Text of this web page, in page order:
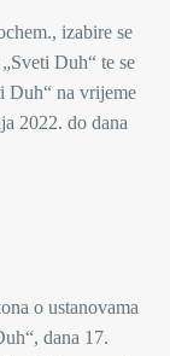
izabire se
Duh“ te se
Duh“ na vrijeme
2022. do dana
o ustanovama
dana 17.